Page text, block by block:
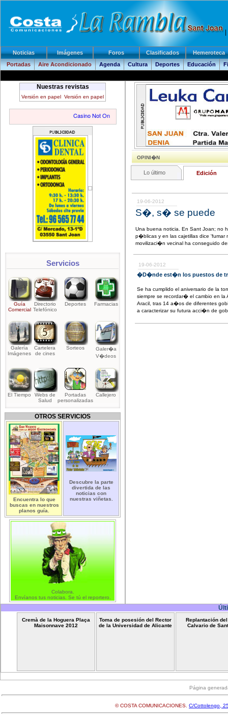
Noticias Imágenes Foros Clasificados
Hemeroteca
Portadas
Aire Acondicionado Agenda Cultura Deportes Educación
Nuestras revistas
Versión en papel Versión en papel
Servicios
Guía
Comercial
Directorio
Telefónico
Deportes Farmacias
Galería
Imágenes
Cartelera
de cines
Sorteos
Galer�a
V�deos
El Tiempo
Webs de
Salud
Portadas
personalizadas
Callejero
OTROS SERVICIOS
Encuentra lo que
buscas en nuestros
planos guía.
Descubre la parte
divertida de las
noticias con
nuestras viñetas.
Colabora.
Envíanos tus noticias. Se tú el reportero.
OPINI�N
Lo último Edición
19-06-2012
S�, s� se puede
Una buena noticia. En Sant Joan; no
p�blicas y en las cajetillas dice 'fumar
movilizaci�n vecinal ha conseguido
19-06-2012
�D�nde est�n los puestos de
Se ha cumplido el aniversario de la
siempre se recordar� el cambio en
Aracil, tras 14 a�os de diferentes
a caracterizar su futura acci�n de
Cremà de la Hoguera Plaça
Maisonnave 2012
Toma de posesión del Rector
de la Universidad de Alicante
Replantación
Calvario de
Página
© COSTA COMUNICACIONES. C/Cottolengo,